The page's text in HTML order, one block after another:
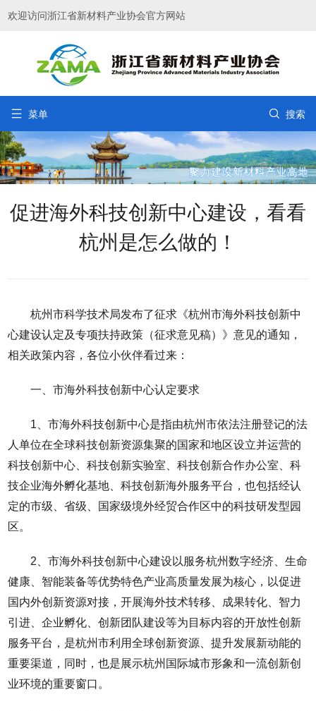
欢迎访问浙江省新材料产业协会官方网站
 菜单  搜索
促进海外科技创新中心建设，看看
杭州是怎么做的！
杭州市科学技术局发布了征求《杭州市海外科技创新中
心建设认定及专项扶持政策（征求意见稿）》意见的通知，
相关政策内容，各位小伙伴看过来：
一、市海外科技创新中心认定要求
1、市海外科技创新中心是指由杭州市依法注册登记的法
人单位在全球科技创新资源集聚的国家和地区设立并运营的
科技创新中心、科技创新实验室、科技创新合作办公室、科
技企业海外孵化基地、科技创新海外服务平台，也包括经认
定的市级、省级、国家级境外经贸合作区中的科技研发型园
区。
2、市海外科技创新中心建设以服务杭州数字经济、生命
健康、智能装备等优势特色产业高质量发展为核心，以促进
国内外创新资源对接，开展海外技术转移、成果转化、智力
引进、企业孵化、创新团队建设等为目标内容的开放性创新
服务平台，是杭州市利用全球创新资源、提升发展新动能的
重要渠道，同时，也是展示杭州国际城市形象和一流创新创
业环境的重要窗口。